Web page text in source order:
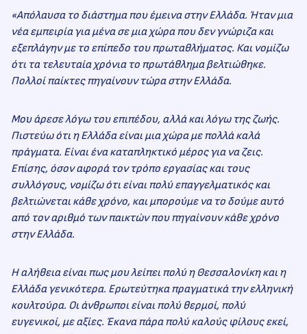
«Απόλαυσα το διάστημα που έμεινα στην Ελλάδα. Ήταν μια
νέα εμπειρία για μένα σε μια χώρα που δεν γνώριζα και
εξεπλάγην με το επίπεδο του πρωταθλήματος. Και νομίζω
ότι τα τελευταία χρόνια το πρωτάθλημα βελτιώθηκε.
Πολλοί παίκτες πηγαίνουν τώρα στην Ελλάδα.
Μου άρεσε λόγω του επιπέδου, αλλά και λόγω της ζωής.
Πιστεύω ότι η Ελλάδα είναι μια χώρα με πολλά καλά
πράγματα. Είναι ένα καταπληκτικό μέρος για να ζεις.
Επίσης, όσον αφορά τον τρόπο εργασίας και τους
συλλόγους, νομίζω ότι είναι πολύ επαγγελματικός και
βελτιώνεται κάθε χρόνο, και μπορούμε να το δούμε αυτό
από τον αριθμό των παικτών που πηγαίνουν κάθε χρόνο
στην Ελλάδα.
Η αλήθεια είναι πως μου λείπει πολύ η Θεσσαλονίκη και η
Ελλάδα γενικότερα. Ερωτεύτηκα πραγματικά την ελληνική
κουλτούρα. Οι άνθρωποι είναι πολύ θερμοί, πολύ
ευγενικοί, με αξίες. Έκανα πάρα πολύ καλούς φίλους εκεί,